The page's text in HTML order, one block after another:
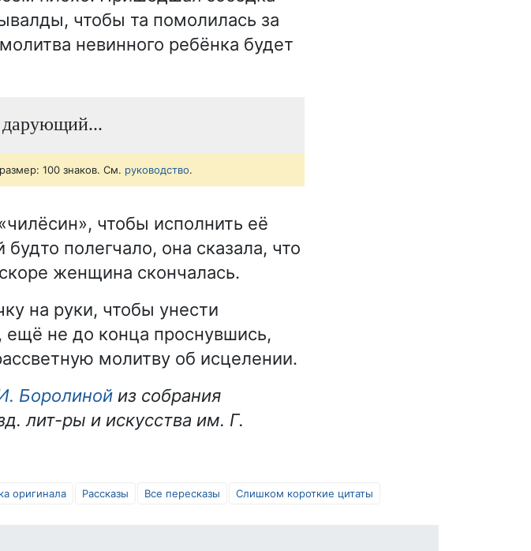
чтобы та помолилась за
невинного ребёнка будет
100 знаков. См. руководство.
чтобы исполнить её
полегчало, она сказала, что
женщина скончалась.
на руки, чтобы унести
не до конца проснувшись,
молитву об исцелении.
Боролиной из собрания
лит-ры и искусства им. Г.
оригинала Рассказы Все пересказы Слишком короткие цитаты